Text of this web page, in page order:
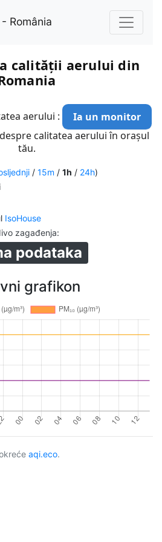
România
calității aerului din
aerului :
Ia un monitor
calitatea aerului în orașul
tău.
/ 15m / 1h / 24h)
IsoHouse
zagađenja:
podataka
grafikon
aqi.eco.